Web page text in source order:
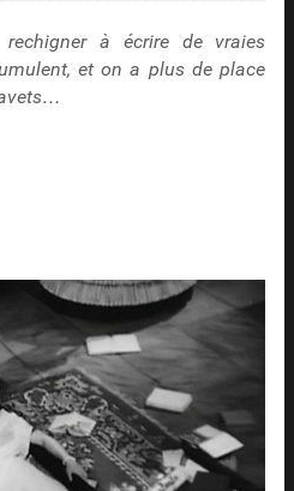
à écrire de vraies
et on a plus de place